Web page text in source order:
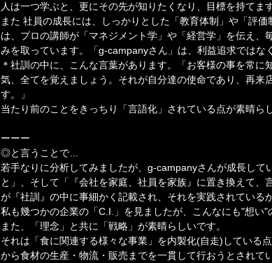
人は一つ学ぶと、更にその先が知りたくなり、目標を持てます
また 社員の成長には、しっかりとした「教育体制」や「評
は、プロの講師が「マネジメント学」や「経営学」を伝え
みを取っています。「g-campanyさん」は、利益追求ではな
＊社訓の中に、こんな言葉があります。「お客様の事を常
気、全てを覚えましょう。それが自分達の使命であり、再来
す。」
当たり前のことをきっちり「言語化」されている点が素晴ら
ーーー
◎と言うことで…
若手なりに分析してみましたが、g-campanyさんが成長して
と」、そして「『会社を家庭、社員を家族』に置き換えて
が『社訓』の中に事細かく記載され、それを実践されている
私も幾つかの企業の「C.I.」を見ましたが、こんなにも"想い"
また、「理念」と共に「戦略」が素晴らしいです。
それは「食に関連する様々な事業」を内製化(自走)している
から食材の生産・物流・販売までを一貫して行おうとされて